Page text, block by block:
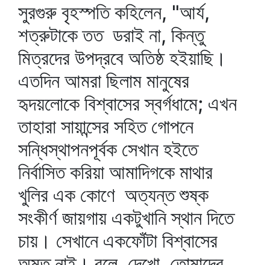
সুরগুরু বৃহস্পতি কহিলেন, "আর্য,
শত্রুটাকে তত ডরাই না, কিন্তু
মিত্রদের উপদ্রবে অতিষ্ঠ হইয়াছি।
এতদিন আমরা ছিলাম মানুষের
হৃদয়লোকে বিশ্বাসের স্বর্গধামে; এখন
তাহারা সায়ান্সের সহিত গোপনে
সন্ধিস্থাপনপূর্বক সেখান হইতে
নির্বাসিত করিয়া আমাদিগকে মাথার
খুলির এক কোণে অত্যন্ত শুষ্ক
সংকীর্ণ জায়গায় একটুখানি স্থান দিতে
চায়। সেখানে একফোঁটা বিশ্বাসের